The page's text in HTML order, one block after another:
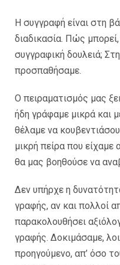
Η συγγραφή είναι στη
διαδικασία. Πώς
συγγραφική δουλειά;
προσπαθήσαµε.
Ο πειραµατισµός µας
ήδη γράφαµε µικρά και
θέλαµε να
µικρή πείρα που
θα µας βοηθούσε να
Δεν υπήρχε η
γραφής, αν και πολλοί
παρακολουθήσει
γραφής. Δοκιµάσαµε,
προηγούµενο, απ’ όσο